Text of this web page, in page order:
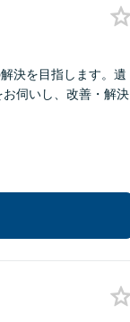
決を目指します。遺
伺いし、改善・解決